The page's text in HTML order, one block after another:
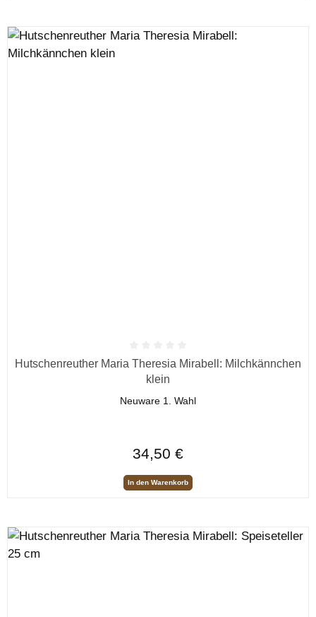
Durchschnittliche Bewertung von 0 von 5 Sternen
Hutschenreuther Maria Theresia Mirabell: Milchkännchen
klein
Neuware 1. Wahl
34,50 €
In den Warenkorb